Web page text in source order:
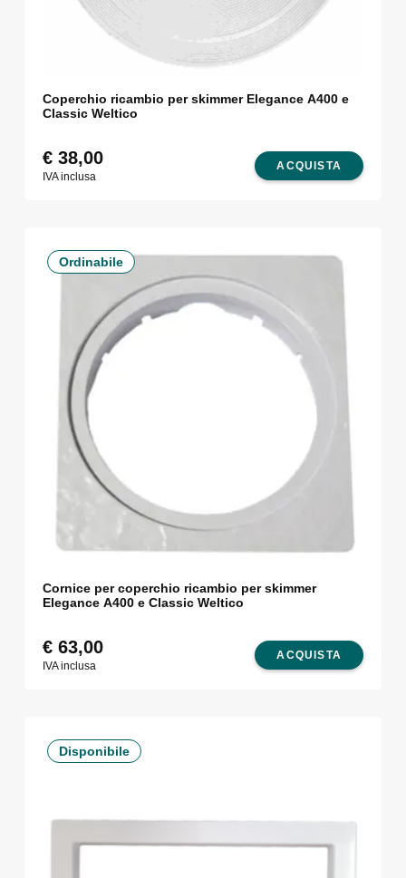
Coperchio ricambio per skimmer Elegance A400 e
Classic Weltico
ACQUISTA
€38,00
IVA inclusa
Ordinabile
Cornice per coperchio ricambio per skimmer
Elegance A400 e Classic Weltico
ACQUISTA
€63,00
IVA inclusa
Disponibile